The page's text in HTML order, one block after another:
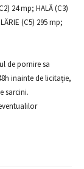
24 mp; HALĂ (C3)
(C5) 295 mp;
de pornire sa
inainte de licitație,
sarcini.